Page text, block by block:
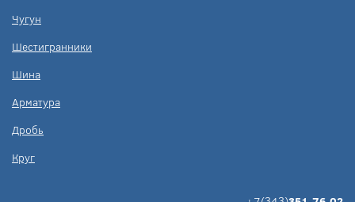
Чугун
Шестигранники
Шина
Арматура
Дробь
Круг